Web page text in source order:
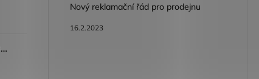
Tričko ARDON®ULTRITE®GO! dámské růžová
Nový reklamační řád pro prodejnu
16.2.2023